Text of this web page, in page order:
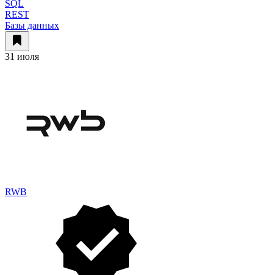
SQL
REST
Базы данных
31 июля
RWB